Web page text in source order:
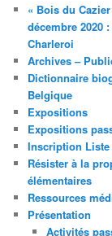
« Bois du
décembre 2020
Charleroi
Archives –
Dictionnaire
Belgique
Expositions
Expositions
Inscription
Résister à la
élémentaires
Ressources
Présentation
Activités